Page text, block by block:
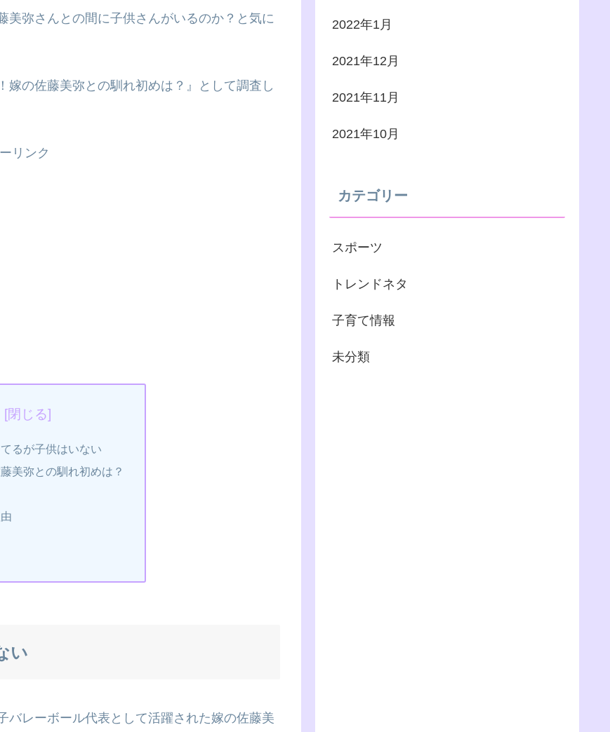
美弥さんとの間に子供さんがいるのか？と気に
の佐藤美弥との馴れ初めは？』として調査し
リンク
るが子供はいない
美弥との馴れ初めは？
い
バレーボール代表として活躍された嫁の佐藤美
2022年1月
2021年12月
2021年11月
2021年10月
カテゴリー
スポーツ
トレンドネタ
子育て情報
未分類